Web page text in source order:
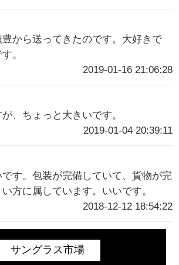
から送ってきたのです。大好きで
。
2019-01-16 21:06:28
、ちょっと大きいです。
2019-01-04 20:39:11
す。包装が完備していて、貨物が完
方に属しています。いいです。
2018-12-12 18:54:22
サングラス市場